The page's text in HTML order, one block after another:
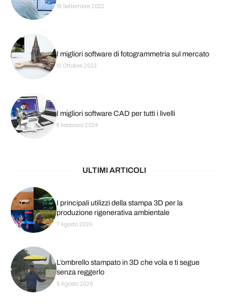
16 Settembre 2022
I migliori software di fotogrammetria sul mercato
10 Ottobre 2023
I migliori software CAD per tutti i livelli
8 Febbraio 2024
ULTIMI ARTICOLI
I principali utilizzi della stampa 3D per la
produzione rigenerativa ambientale
7 Agosto 2026
L’ombrello stampato in 3D che vola e ti segue
senza reggerlo
5 Agosto 2026